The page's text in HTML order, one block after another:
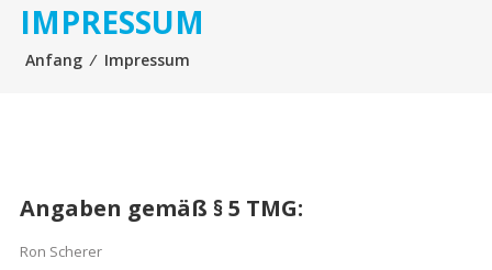
IMPRESSUM
Anfang ⁄ Impressum
Angaben gemäß § 5 TMG:
Ron Scherer